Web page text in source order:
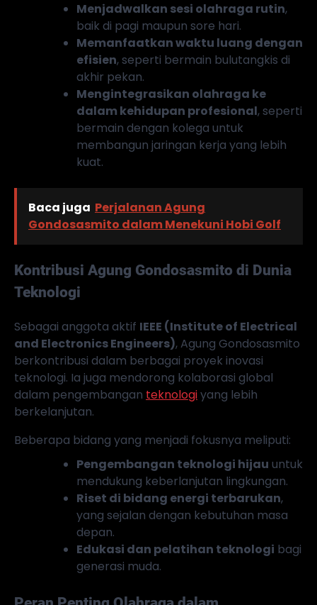
Menjadwalkan sesi olahraga rutin,
baik di pagi maupun sore hari.
Memanfaatkan waktu luang dengan
efisien, seperti bermain bulutangkis di
akhir pekan.
Mengintegrasikan olahraga ke
dalam kehidupan profesional, seperti
bermain dengan kolega untuk
membangun jaringan kerja yang lebih
kuat.
Baca juga Perjalanan Agung
Gondosasmito dalam Menekuni Hobi Golf
Kontribusi Agung Gondosasmito di Dunia
Teknologi
Sebagai anggota aktif IEEE (Institute of Electrical
and Electronics Engineers), Agung Gondosasmito
berkontribusi dalam berbagai proyek inovasi
teknologi. Ia juga mendorong kolaborasi global
dalam pengembangan teknologiyang lebih
berkelanjutan.
Beberapa bidang yang menjadi fokusnya meliputi:
Pengembangan teknologi hijau untuk
mendukung keberlanjutan lingkungan.
Riset di bidang energi terbarukan,
yang sejalan dengan kebutuhan masa
depan.
Edukasi dan pelatihan teknologi bagi
generasi muda.